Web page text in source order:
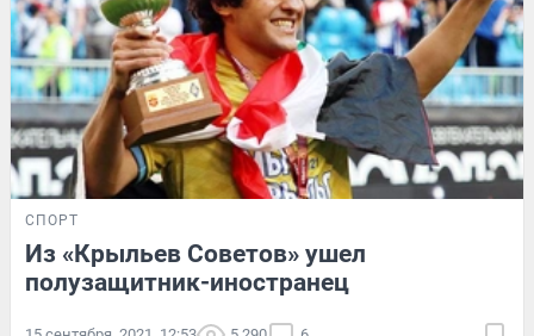
СПОРТ
Из «Крыльев Советов» ушел
полузащитник-иностранец